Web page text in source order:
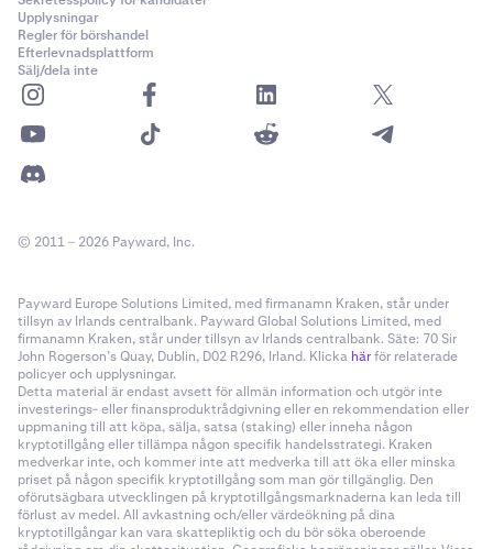
Upplysningar
Regler för börshandel
Efterlevnadsplattform
Sälj/dela inte
© 2011 – 2026 Payward, Inc.
Payward Europe Solutions Limited, med firmanamn Kraken, står under
tillsyn av Irlands centralbank. Payward Global Solutions Limited, med
firmanamn Kraken, står under tillsyn av Irlands centralbank. Säte: 70 Sir
John Rogerson’s Quay, Dublin, D02 R296, Irland. Klicka härför relaterade
policyer och upplysningar.
Detta material är endast avsett för allmän information och utgör inte
investerings- eller finansproduktrådgivning eller en rekommendation eller
uppmaning till att köpa, sälja, satsa (staking) eller inneha någon
kryptotillgång eller tillämpa någon specifik handelsstrategi. Kraken
medverkar inte, och kommer inte att medverka till att öka eller minska
priset på någon specifik kryptotillgång som man gör tillgänglig. Den
oförutsägbara utvecklingen på kryptotillgångsmarknaderna kan leda till
förlust av medel. All avkastning och/eller värdeökning på dina
kryptotillgångar kan vara skattepliktig och du bör söka oberoende